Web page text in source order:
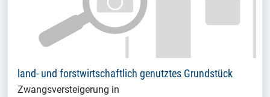
land- und forstwirtschaftlich genutztes Grundstück
Zwangsversteigerung in